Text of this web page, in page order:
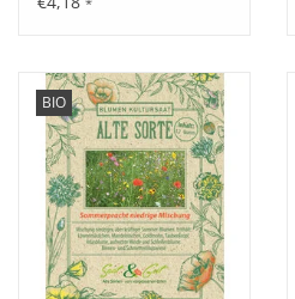
Aussaat:
Vorziehen ab März oder direkt
Keimung:
Optimale Keimung bei 18 - 23°C,
BIO